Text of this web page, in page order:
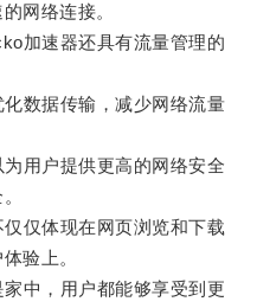
网络连接。
加速器还具有流量管理的
数据传输，减少网络流量
用户提供更高的网络安全
仅体现在网页浏览和下载
验上。
中，用户都能够享受到更